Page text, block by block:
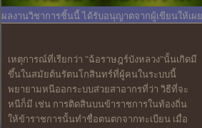
ผลงานวิชาการชิ้นนี้ ได้รับอนุญาตจากผู้เขียนให้เผย
เหตุการณ์ที่เรียกว่า "ฉ้อราษฎร์บังหลวง"นั้นเกิดมี
ขึ้นในสมัยต้นรัตนโกสินทร์ที่ผู้คนในระบบนี้
พยายามหนีออกระบบส่วยสาอากรที่ว่า วิธีที่จะ
หนีก็มี เช่น การติดสินบนข้าราชการในท้องถิ่น
ให้ข้าราชการนั้นทำชื่อตนตกจากทะเบียน เมื่อ